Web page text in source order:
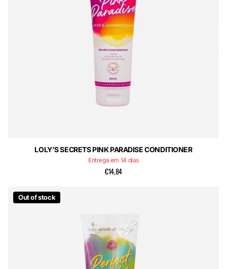
LOLY'S SECRETS PINK PARADISE CONDITIONER
Entrega em 14 dias
€14,84
Out of stock